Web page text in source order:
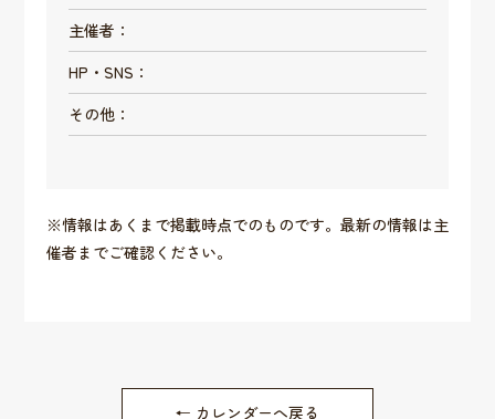
主催者：
HP・SNS：
その他：
※情報はあくまで掲載時点でのものです。最新の情報は主
催者までご確認ください。
← カレンダーへ戻る